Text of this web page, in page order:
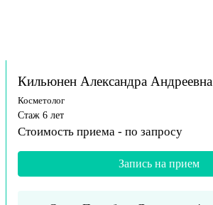
Кильюнен Александра Андреевна
Косметолог
Стаж 6 лет
Стоимость приема - по запросу
Запись на прием